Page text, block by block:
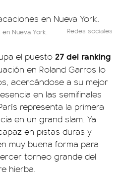
Nueva York. Redes sociales
el puesto 27 del ranking
en Roland Garros lo
acercándose a su mejor
en las semifinales
representa la primera
en un grand slam. Ya
en pistas duras y
muy buena forma para
torneo grande del
hierba.